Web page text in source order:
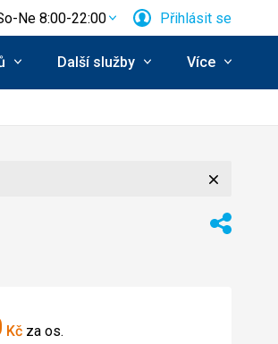
Ne 8:00-22:00 Přihlásit se
Další služby Více
Sdílet
Kč za os.